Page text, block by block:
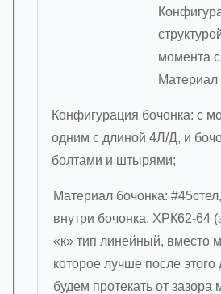
момента
Конфигурация бочонка: с
одним с длиной 4Л/Д, и
болтами и штырями;
Материал бочонка:
внутри бочонка. ХРК62-64
«к» тип линейный, вместо
которое лучше после
будем протекать от зазора